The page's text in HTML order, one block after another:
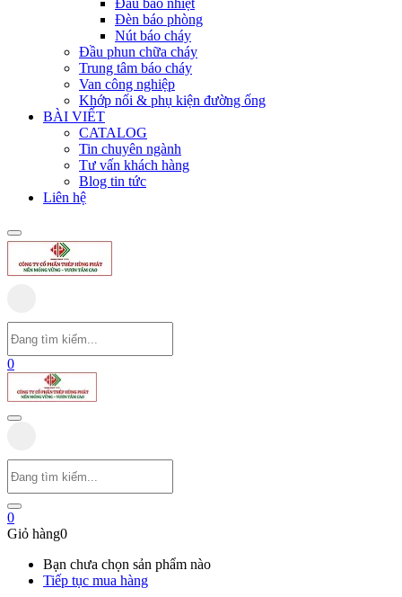
Đầu báo nhiệt
Đèn báo phòng
Nút báo cháy
Đầu phun chữa cháy
Trung tâm báo cháy
Van công nghiệp
Khớp nối & phụ kiện đường ống
BÀI VIẾT
CATALOG
Tin chuyên ngành
Tư vấn khách hàng
Blog tin tức
Liên hệ
0
0
Giỏ hàng0
Bạn chưa chọn sản phẩm nào
Tiếp tục mua hàng